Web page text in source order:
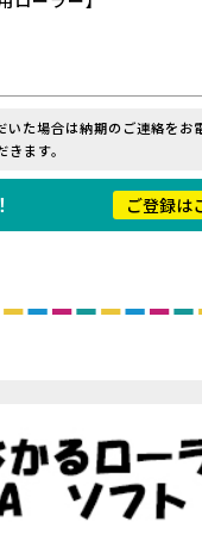
た場合は納期のご連絡をお
ます。
ご登録は